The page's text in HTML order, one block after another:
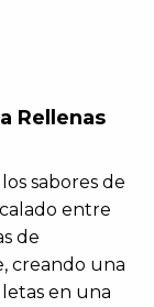
Rellenas
sabores de
entre
de
creando una
en una